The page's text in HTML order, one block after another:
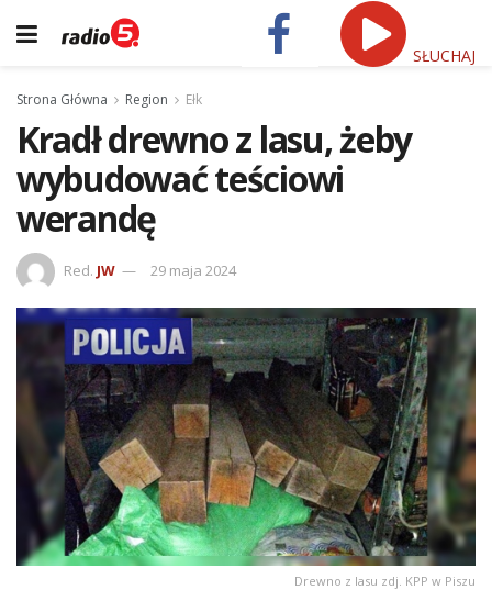
SŁUCHAJ
Strona Główna Region Ełk
Kradł drewno z lasu, żeby
wybudować teściowi
werandę
Red. JW 29 maja 2024
Drewno z lasu zdj. KPP w Piszu